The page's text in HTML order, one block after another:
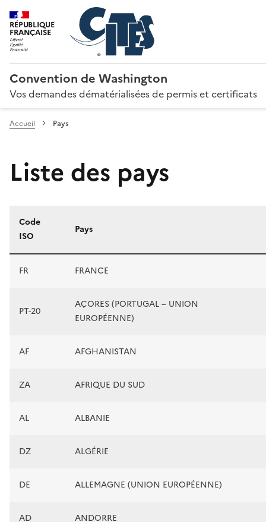
RÉPUBLIQUE
FRANÇAISE
Convention de Washington
Vos demandes dématérialisées de permis et certificats
Accueil Pays
Liste des pays
Liste des pays
Code
ISO
Pays
FR FRANCE
PT-20
AÇORES (PORTUGAL – UNION
EUROPÉENNE)
AF AFGHANISTAN
ZA AFRIQUE DU SUD
AL ALBANIE
DZ ALGÉRIE
DE ALLEMAGNE (UNION EUROPÉENNE)
AD ANDORRE